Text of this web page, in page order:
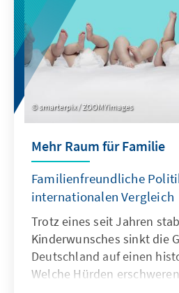
smarterpix / ZOOMYimages
Mehr Raum für Familie
Familienfreundliche
internationalen Vergleich
Trotz eines seit Jahren
Kinderwunsches sinkt die
Deutschland auf einen
Welche Hürden